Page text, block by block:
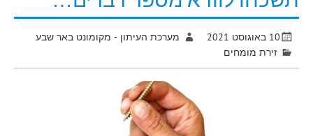
10 באוגוסט 2021
מערכת העיתון - מקומונט באר שבע
זירת מומחים